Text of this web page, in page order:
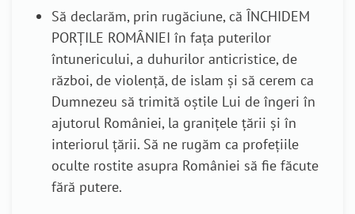
Să declarăm, prin rugăciune, că ÎNCHIDEM
PORȚILE ROMÂNIEI în fața puterilor
întunericului, a duhurilor anticristice, de
război, de violență, de islam și să cerem ca
Dumnezeu să trimită oștile Lui de îngeri în
ajutorul României, la granițele țării și în
interiorul țării. Să ne rugăm ca profețiile
oculte rostite asupra României să fie făcute
fără putere.